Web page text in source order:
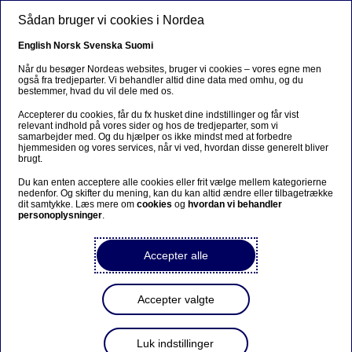
Gå til hovedindhold
Rapporter og dokumenter
Hjem Investorer Rapporter og dokumenter
Dyk ned i voresfinansielle resultater
Sådan bruger vi cookies i Nordea
English Norsk Svenska Suomi
Når du besøger Nordeas websites, bruger vi cookies – vores egne men
også fra tredjeparter. Vi behandler altid dine data med omhu, og du
bestemmer, hvad du vil dele med os.
Accepterer du cookies, får du fx husket dine indstillinger og får vist
relevant indhold på vores sider og hos de tredjeparter, som vi
samarbejder med. Og du hjælper os ikke mindst med at forbedre
hjemmesiden og vores services, når vi ved, hvordan disse generelt bliver
brugt.
Du kan enten acceptere alle cookies eller frit vælge mellem kategorierne
nedenfor. Og skifter du mening, kan du kan altid ændre eller tilbagetrække
dit samtykke. Læs mere omcookies og hvordan vi behandler
personoplysninger.
Accepter alle
Accepter valgte
Luk indstillinger